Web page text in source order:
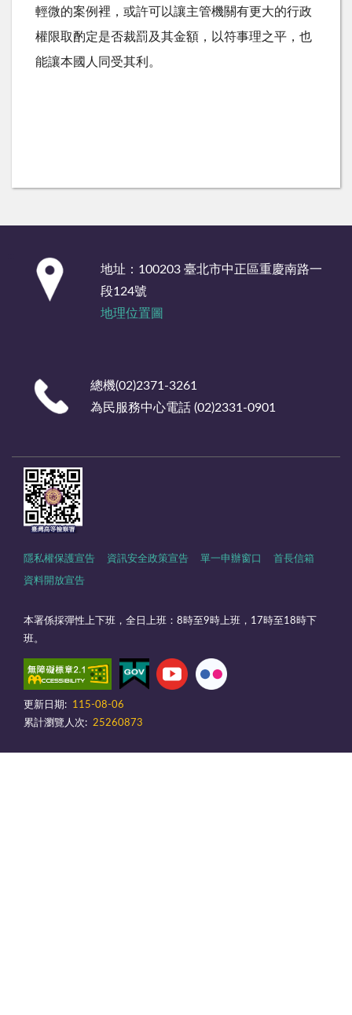
輕微的案例裡，或許可以讓主管機關有更大的行政
權限取酌定是否裁罰及其金額，以符事理之平，也
能讓本國人同受其利。
地址：100203 臺北市中正區重慶南路一
段124號
地理位置圖
總機(02)2371-3261
為民服務中心電話 (02)2331-0901
隱私權保護宣告 資訊安全政策宣告 單一申辦窗口 首長信箱
資料開放宣告
本署係採彈性上下班，全日上班：8時至9時上班，17時至18時下
班。
更新日期:
115-08-06
累計瀏覽人次: 25260873